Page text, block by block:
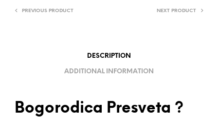
PREVIOUS PRODUCT NEXT PRODUCT
DESCRIPTION
ADDITIONAL INFORMATION
Bogorodica Presveta ?